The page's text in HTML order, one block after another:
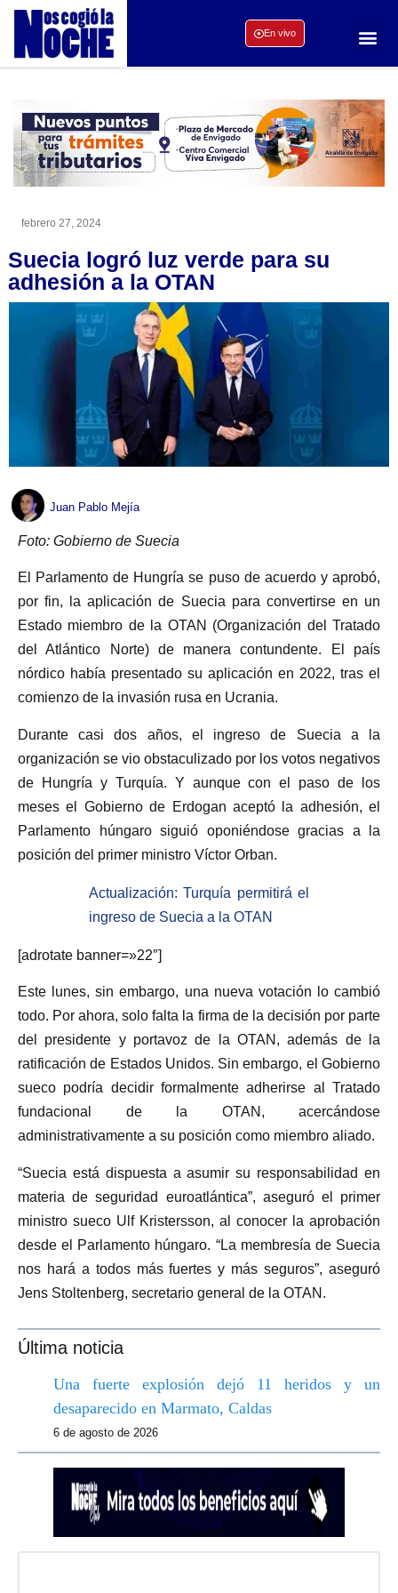
En vivo
febrero 27, 2024
Suecia logró luz verde para su
adhesión a la OTAN
Juan Pablo Mejía
Foto: Gobierno de Suecia
El Parlamento de Hungría se puso de acuerdo y aprobó,
por fin, la aplicación de Suecia para convertirse en un
Estado miembro de la OTAN (Organización del Tratado
del Atlántico Norte) de manera contundente. El país
nórdico había presentado su aplicación en 2022, tras el
comienzo de la invasión rusa en Ucrania.
Durante casi dos años, el ingreso de Suecia a la
organización se vio obstaculizado por los votos negativos
de Hungría y Turquía. Y aunque con el paso de los
meses el Gobierno de Erdogan aceptó la adhesión, el
Parlamento húngaro siguió oponiéndose gracias a la
posición del primer ministro Víctor Orban.
Actualización: Turquía permitirá el
ingreso de Suecia a la OTAN
[adrotate banner=»22″]
Este lunes, sin embargo, una nueva votación lo cambió
todo. Por ahora, solo falta la firma de la decisión por parte
del presidente y portavoz de la OTAN, además de la
ratificación de Estados Unidos. Sin embargo, el Gobierno
sueco podría decidir formalmente adherirse al Tratado
fundacional de la OTAN, acercándose
administrativamente a su posición como miembro aliado.
“Suecia está dispuesta a asumir su responsabilidad en
materia de seguridad euroatlántica”, aseguró el primer
ministro sueco Ulf Kristersson, al conocer la aprobación
desde el Parlamento húngaro. “La membresía de Suecia
nos hará a todos más fuertes y más seguros”, aseguró
Jens Stoltenberg, secretario general de la OTAN.
Última noticia
Una fuerte explosión dejó 11 heridos y un
desaparecido en Marmato, Caldas
6 de agosto de 2026